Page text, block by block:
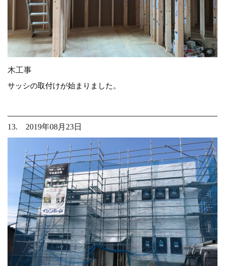
木工事
サッシの取付けが始まりました。
13. 2019年08月23日